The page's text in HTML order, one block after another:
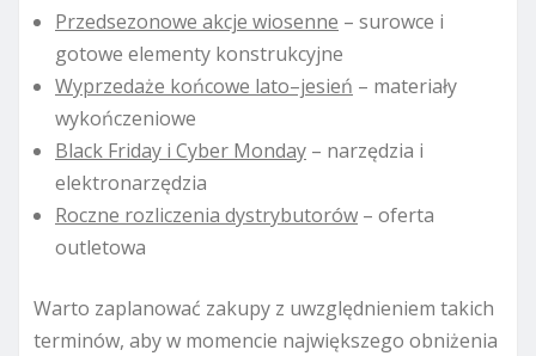
Przedsezonowe akcje wiosenne – surowce i
gotowe elementy konstrukcyjne
Wyprzedaże końcowe lato–jesień – materiały
wykończeniowe
Black Friday i Cyber Monday – narzędzia i
elektronarzędzia
Roczne rozliczenia dystrybutorów – oferta
outletowa
Warto zaplanować zakupy z uwzględnieniem takich
terminów, aby w momencie największego obniżenia